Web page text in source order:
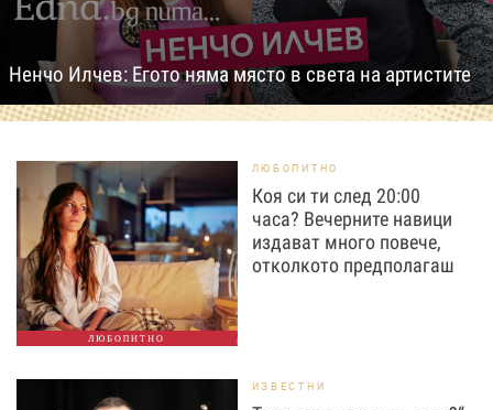
Ненчо Илчев: Егото няма място в света на артистите
ЛЮБОПИТНО
ЛЮБОПИТНО
Коя си ти след 20:00
часа? Вечерните навици
издават много повече,
отколкото предполагаш
ИЗВЕСТНИ